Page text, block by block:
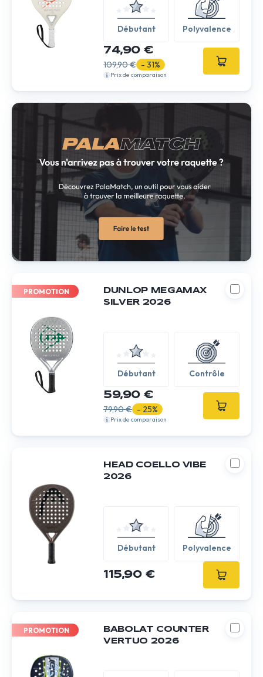
Débutant Polyvalence
74,90 €
109,90 € - 31%
Prix de comparaison
PROMOTION
DUNLOP MEGAMAX
SILVER 2026
Débutant Contrôle
59,90 €
79,90 € - 25%
Prix de comparaison
HEAD COELLO VIBE
2026
Débutant Polyvalence
115,90 €
PROMOTION
BABOLAT COUNTER
VERTUO 2026